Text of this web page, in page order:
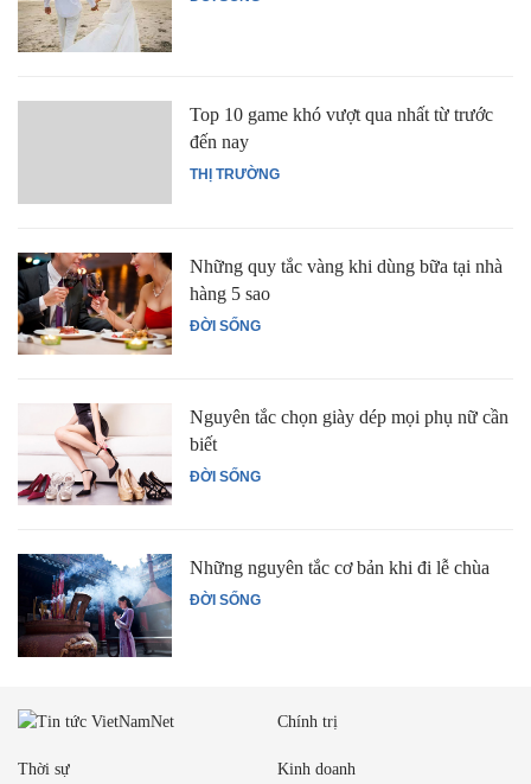
THỊ TRƯỜNG
Top 10 game khó vượt qua nhất từ trước
đến nay
ĐỜI SỐNG
Những quy tắc vàng khi dùng bữa tại nhà
hàng 5 sao
ĐỜI SỐNG
Nguyên tắc chọn giày dép mọi phụ nữ cần
biết
ĐỜI SỐNG
Những nguyên tắc cơ bản khi đi lễ chùa
Chính trị
Thời sự Kinh doanh